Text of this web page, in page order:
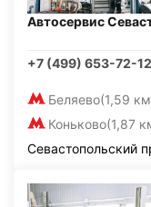
Автосервис
+7 (499) 653-72-12
Беляево(1,59
Коньково(1,87
Севастопольский